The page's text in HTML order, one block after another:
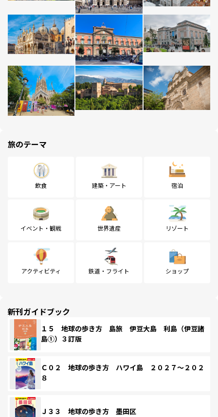
旅のテーマ
飲食 建築・アート 宿泊
イベント・観戦 世界遺産 リゾート
アクティビティ 鉄道・フライト ショップ
新刊ガイドブック
１５ 地球の歩き方 島旅 伊豆大島 利島（伊豆諸
島①）３訂版
Ｃ０２ 地球の歩き方 ハワイ島 ２０２７～２０２
８
Ｊ３３ 地球の歩き方 墨田区